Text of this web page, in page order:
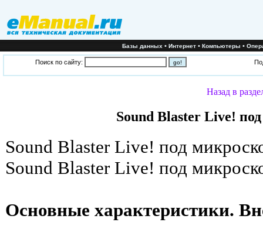
Базы данных•Интернет•Компьютеры•
Поиск по сайту:
Назад в
Sound Blaster Live!
Sound Blaster Live! под
Sound Blaster Live! под
Основные характеристики.